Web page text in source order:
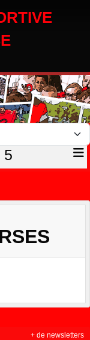
5
+ de newsletters